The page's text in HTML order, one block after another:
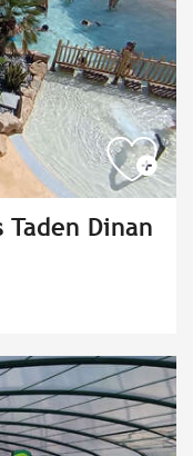
Taden Dinan